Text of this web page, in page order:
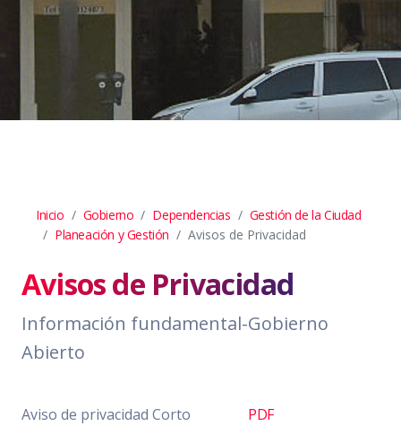
Inicio Gobierno Dependencias
Gestión de la Ciudad
Planeación y Gestión
Avisos de Privacidad
Avisos de Privacidad
Información fundamental-Gobierno
Abierto
Aviso de privacidad Corto PDF